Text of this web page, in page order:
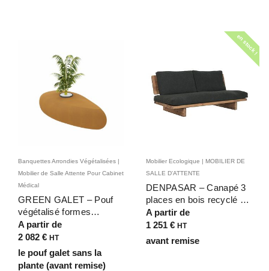
Banquettes Arrondies Végétalisées |
Mobilier de Salle Attente Pour Cabinet
Médical
GREEN GALET – Pouf
végétalisé formes
organiques de galet pour
cabinet, salle d’attente et
bureau moderne –
L164cm
A partir de
2 082 € HT
le pouf galet sans la
plante (avant remise)
Mobilier Ecologique | MOBILIER DE
SALLE D'ATTENTE
DENPASAR – Canapé 3
places en bois recyclé pin
vieilli noir avec coussins
pour lounges, salles
d’attente et espaces
A partir de
1 251 € HT
avant remise
en stock !